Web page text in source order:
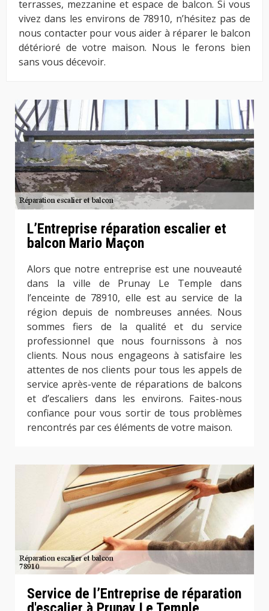
terrasses, mezzanine et espace de balcon. Si vous
vivez dans les environs de 78910, n’hésitez pas de
nous contacter pour vous aider à réparer le balcon
détérioré de votre maison. Nous le ferons bien
sans vous décevoir.
L’Entreprise réparation escalier et
balcon Mario Maçon
Alors que notre entreprise est une nouveauté
dans la ville de Prunay Le Temple dans
l’enceinte de 78910, elle est au service de la
région depuis de nombreuses années. Nous
sommes fiers de la qualité et du service
professionnel que nous fournissons à nos
clients. Nous nous engageons à satisfaire les
attentes de nos clients pour tous les appels de
service après-vente de réparations de balcons
et d’escaliers dans les environs. Faites-nous
confiance pour vous sortir de tous problèmes
rencontrés par ces éléments de votre maison.
Service de l’Entreprise de réparation